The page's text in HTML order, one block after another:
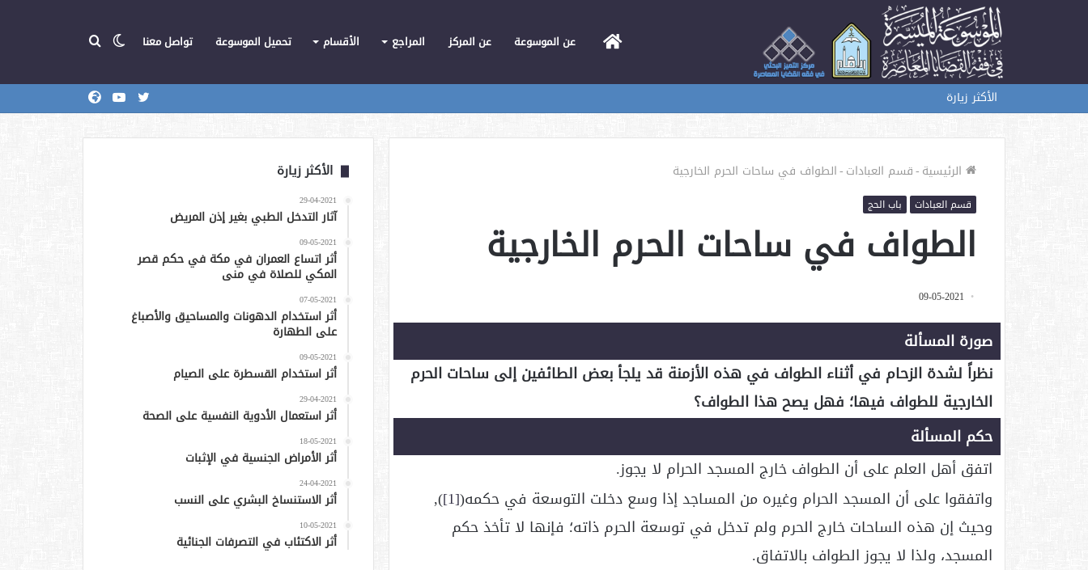
الرئيسيةعن الموسوعة عن المركز المراجع الأقسام تحميل الموسوعة تواصل معنا الوضع
الأكثر زيارة يوتيوب تويتر
الرئيسية-قسم العبادات-الطواف في ساحات الحرم الخارجية
قسم العبادات باب الحج
الطواف في ساحات الحرم الخارجية
09-05-2021
صورة المسألة
نظراً لشدة الزحام في أثناء الطواف في هذه الأزمنة قد يلجأ بعض الطائفين إلى ساحات الحرم
الخارجية للطواف فيها؛ فهل يصح هذا الطواف؟
حكم المسألة
اتفق أهل العلم على أن الطواف خارج المسجد الحرام لا يجوز.
واتفقوا على أن المسجد الحرام وغيره من المساجد إذا وسع دخلت التوسعة في حكمه([1]
),
وحيث إن هذه الساحات خارج الحرم ولم تدخل في توسعة الحرم ذاته؛ فإنها لا تأخذ حكم
المسجد، ولذا لا يجوز الطواف بالاتفاق.
الأكثر زيارة
29-04-2021
آثار التدخل الطبي بغير إذن المريض
09-05-2021
أثر اتساع العمران في مكة في حكم قصر
المكي للصلاة في منى
07-05-2021
أثر استخدام الدهونات والمساحيق والأصباغ
على الطهارة
09-05-2021
أثر استخدام القسطرة على الصيام
29-04-2021
أثر استعمال الأدوية النفسية على الصحة
18-05-2021
أثر الأمراض الجنسية في الإثبات
24-04-2021
أثر الاستنساخ البشري على النسب
10-05-2021
أثر الاكتئاب في التصرفات الجنائية